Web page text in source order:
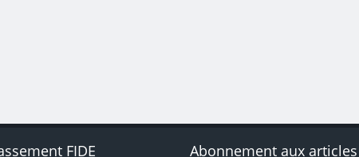
FIDE Abonnement aux articles